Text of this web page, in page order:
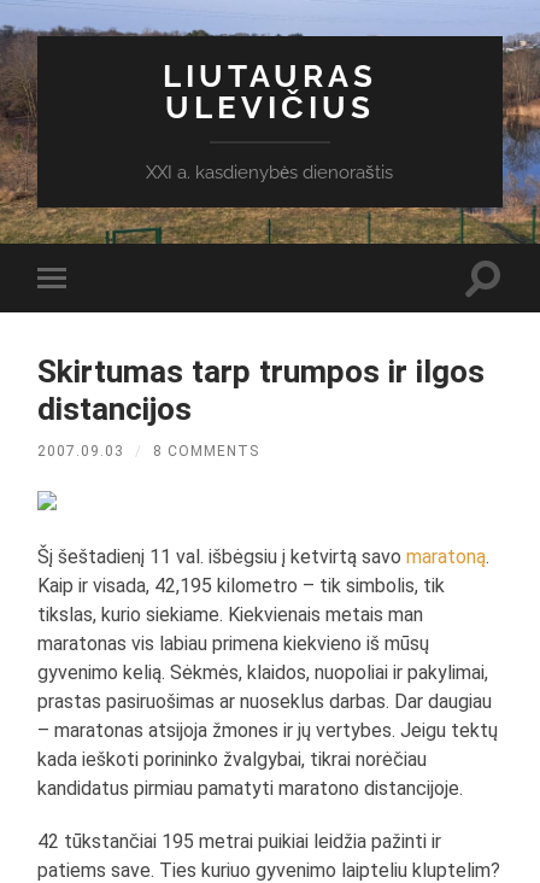
LIUTAURAS
ULEVIČIUS
XXI a. kasdienybės dienoraštis
Toggle
mobile
Skirtumas tarp trumpos ir ilgos
distancijos
2007.09.03 / 8 COMMENTS
Šį šeštadienį 11 val. išbėgsiu į ketvirtą savomaratoną.
Kaip ir visada, 42,195 kilometro – tik simbolis, tik
tikslas, kurio siekiame. Kiekvienais metais man
maratonas vis labiau primena kiekvieno iš mūsų
gyvenimo kelią. Sėkmės, klaidos, nuopoliai ir pakylimai,
prastas pasiruošimas ar nuoseklus darbas. Dar daugiau
– maratonas atsijoja žmones ir jų vertybes. Jeigu tektų
kada ieškoti porininko žvalgybai, tikrai norėčiau
kandidatus pirmiau pamatyti maratono distancijoje.
42 tūkstančiai 195 metrai puikiai leidžia pažinti ir
patiems save. Ties kuriuo gyvenimo laipteliu kluptelim?